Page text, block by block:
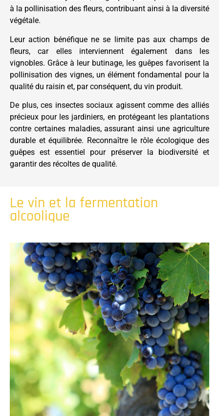
à la pollinisation des fleurs, contribuant ainsi à la diversité
végétale.
Leur action bénéfique ne se limite pas aux champs de
fleurs, car elles interviennent également dans les
vignobles. Grâce à leur butinage, les guêpes favorisent la
pollinisation des vignes, un élément fondamental pour la
qualité du raisin et, par conséquent, du vin produit.
De plus, ces insectes sociaux agissent comme des alliés
précieux pour les jardiniers, en protégeant les plantations
contre certaines maladies, assurant ainsi une agriculture
durable et équilibrée. Reconnaître le rôle écologique des
guêpes est essentiel pour préserver la biodiversité et
garantir des récoltes de qualité.
Le vin et la fermentation
alcoolique